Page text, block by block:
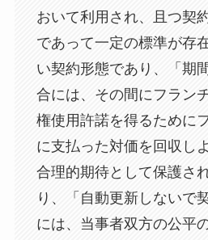
おいて利用され、且つ契
であって一定の標準が存
い契約形態であり、「期
合には、その間にフラン
権使用許諾を得るために
に支払った対価を回収し
合理的期待として保護さ
り、「自動更新しないで
には、当事者双方の公平